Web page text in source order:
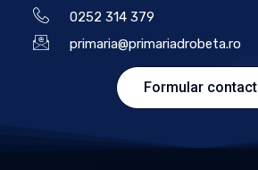
0252 314 379
primaria@primariadrobeta.ro
Formular contact